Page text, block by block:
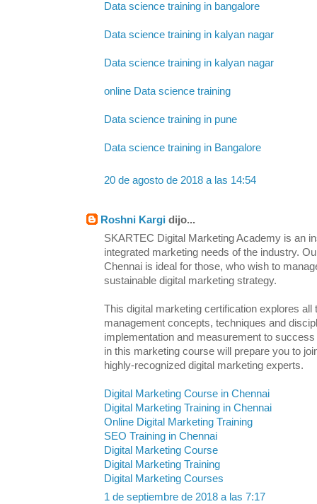
Data science training in bangalore
Data science training in kalyan nagar
Data science training in kalyan nagar
online Data science training
Data science training in pune
Data science training in Bangalore
20 de agosto de 2018 a las 14:54
Roshni Kargi dijo...
SKARTEC Digital Marketing Academy is an
integrated marketing needs of the industry.
Chennai is ideal for those, who wish to
sustainable digital marketing strategy.
This digital marketing certification explores all
management concepts, techniques and
implementation and measurement to
in this marketing course will prepare you to
highly-recognized digital marketing experts.
Digital Marketing Course in Chennai
Digital Marketing Training in Chennai
Online Digital Marketing Training
SEO Training in Chennai
Digital Marketing Course
Digital Marketing Training
Digital Marketing Courses
1 de septiembre de 2018 a las 7:17